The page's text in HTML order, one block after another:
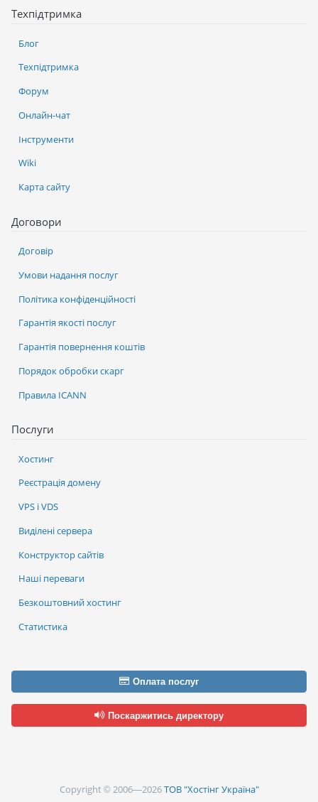
Послуги
Хостинг
Реєстрація домену
VPS і VDS
Виділені сервера
Конструктор сайтів
Наші переваги
Безкоштовний хостинг
Статистика
Техпідтримка
Блог
Техпідтримка
Форум
Онлайн-чат
Інструменти
Wiki
Карта сайту
Договори
Договір
Умови надання послуг
Політика конфіденційності
Гарантія якості послуг
Гарантія повернення коштів
Порядок обробки скарг
Правила ICANN
Оплата послуг
Поскаржитись директору
Copyright © 2006—2026ТОВ "Хостінг Україна"